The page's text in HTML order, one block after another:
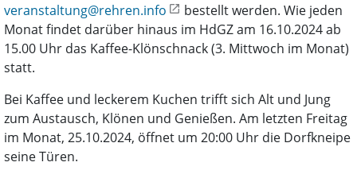
veranstaltung@rehren.info
bestellt werden. Wie jeden
Monat findet darüber hinaus im HdGZ am 16.10.2024 ab
15.00 Uhr das Kaffee-Klönschnack (3. Mittwoch im Monat)
statt.
Bei Kaffee und leckerem Kuchen trifft sich Alt und Jung
zum Austausch, Klönen und Genießen. Am letzten Freitag
im Monat, 25.10.2024, öffnet um 20:00 Uhr die Dorfkneipe
seine Türen.